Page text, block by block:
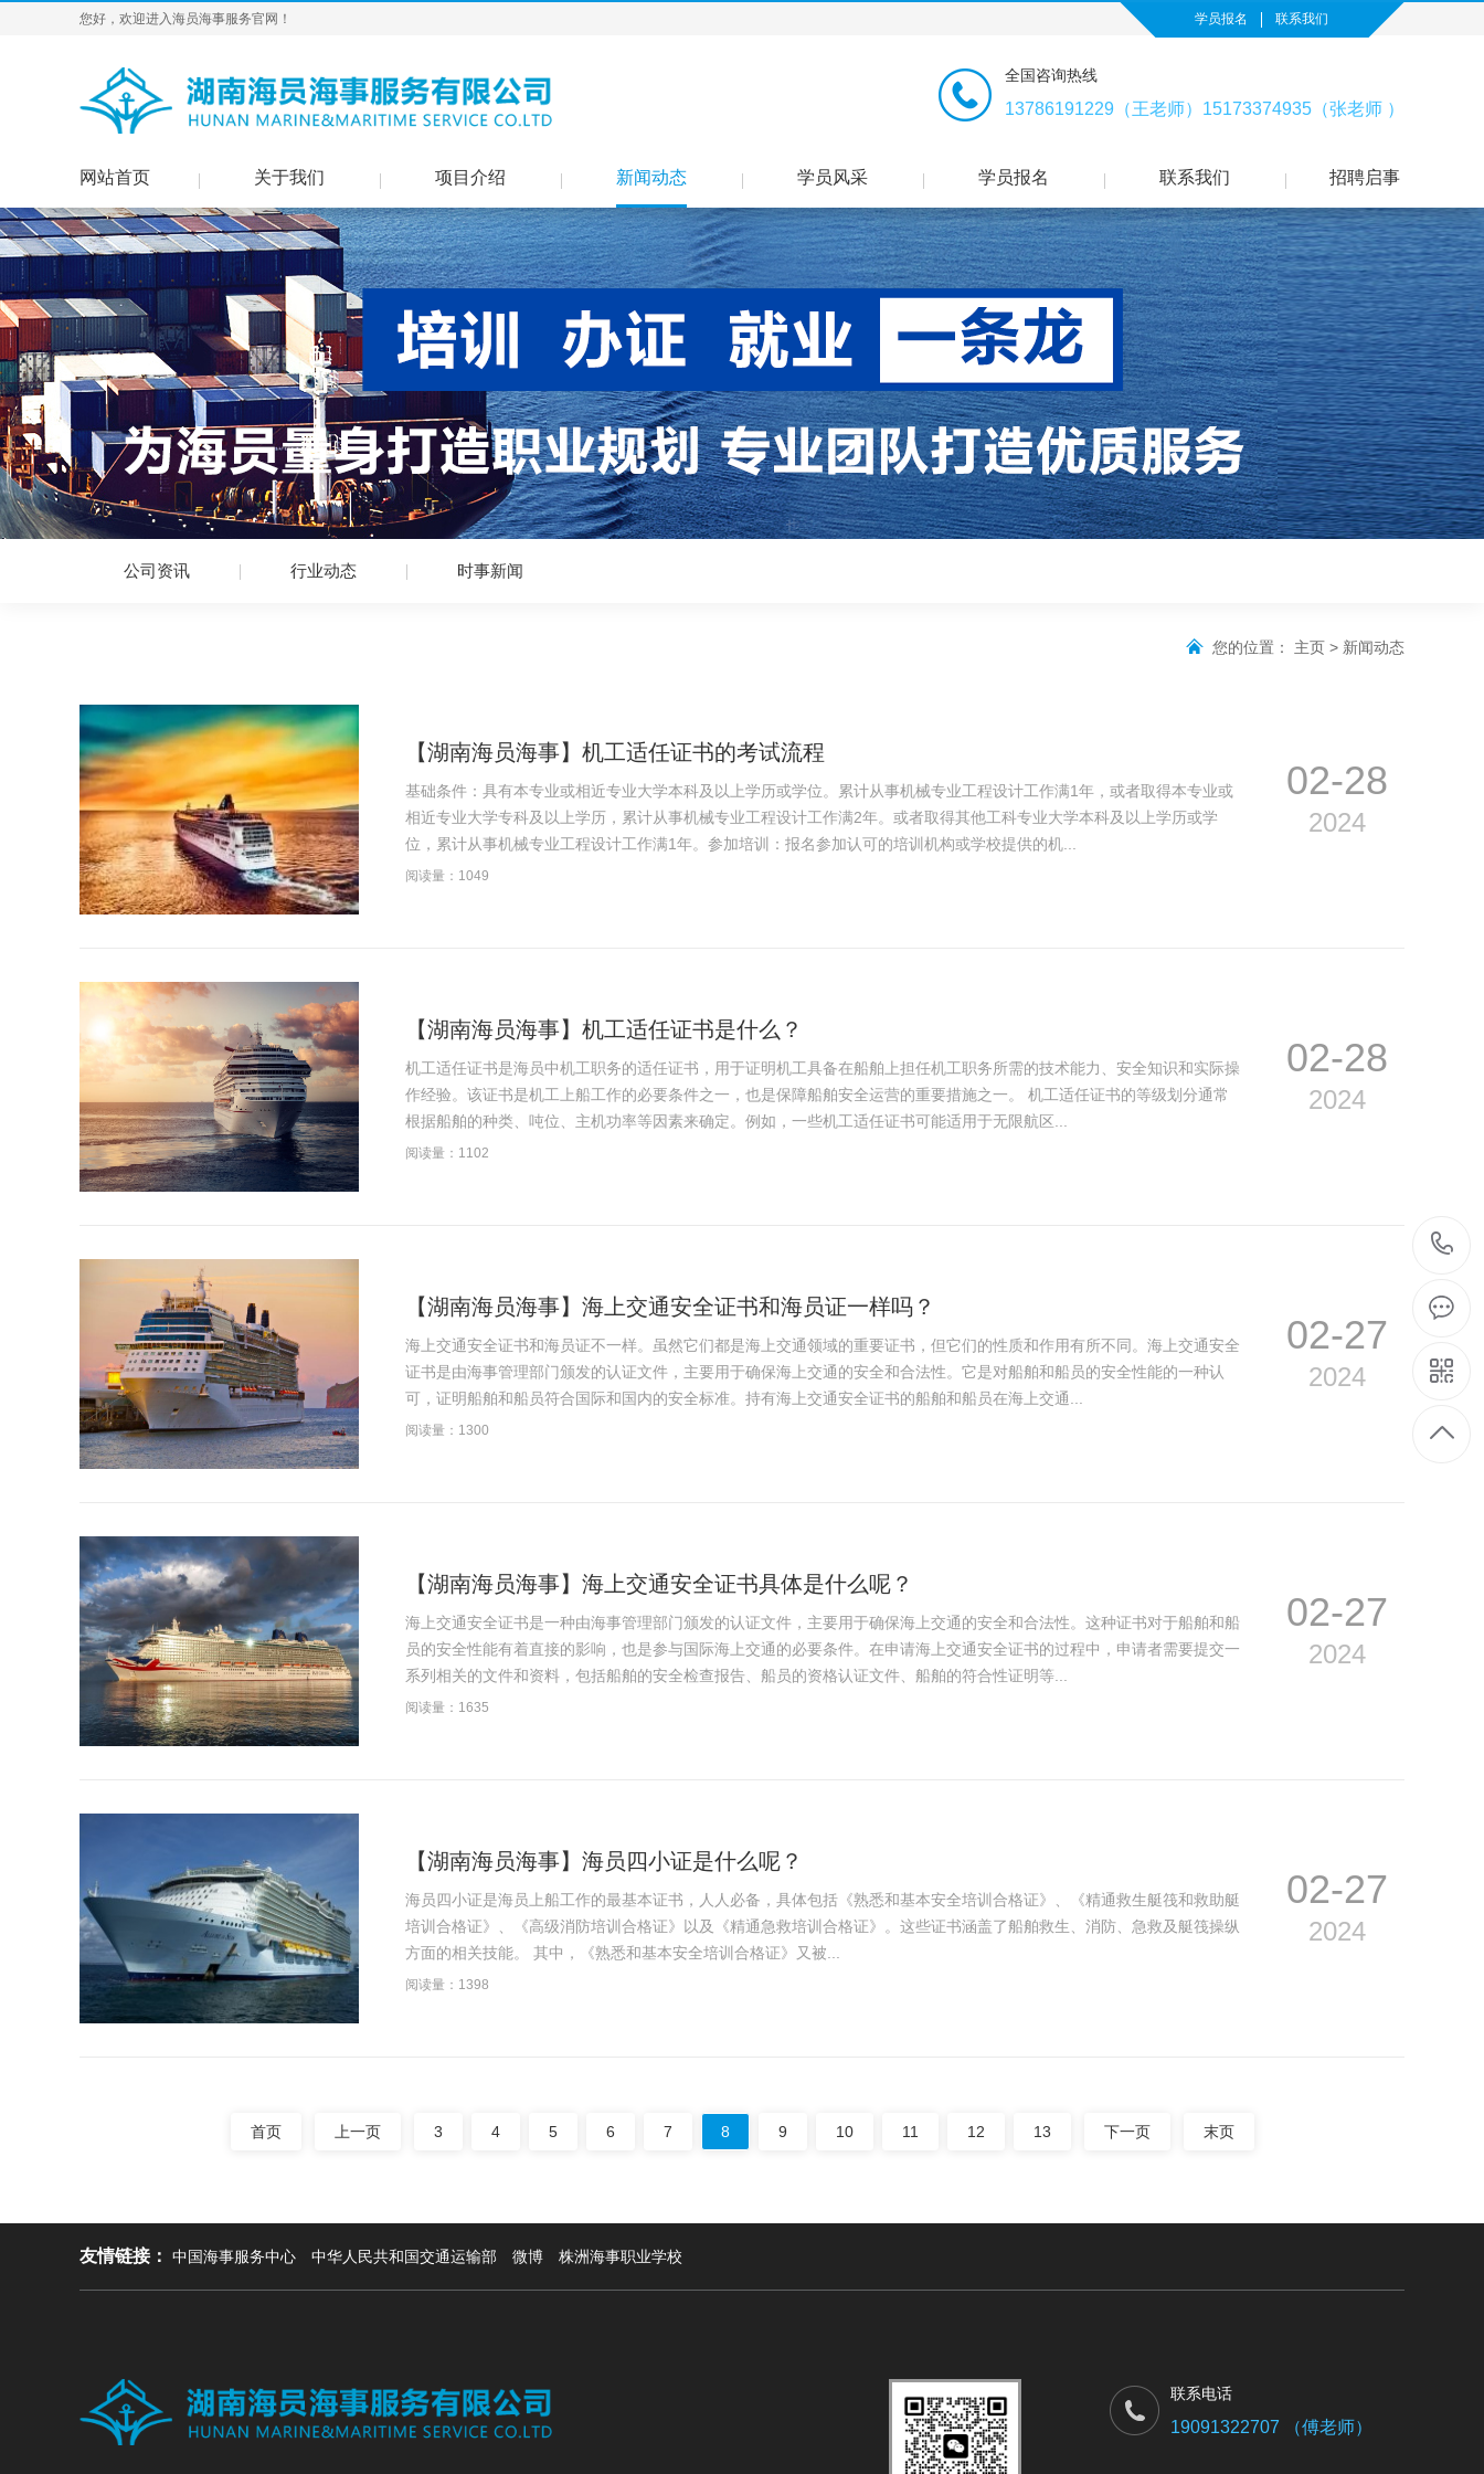
您好，欢迎进入海员海事服务官网！ 学员报名 联系我们
全国咨询热线
13786191229（王老师）15173374935（张老师 ）
网站首页 关于我们 项目介绍 新闻动态 学员风采 学员报名 联系我们 招聘启事
公司资讯 行业动态 时事新闻
您的位置： 主页 > 新闻动态
【湖南海员海事】机工适任证书的考试流程
基础条件：具有本专业或相近专业大学本科及以上学历或学位。累计从事机械专业工程设计工作满1年，或者取得本专业或
相近专业大学专科及以上学历，累计从事机械专业工程设计工作满2年。或者取得其他工科专业大学本科及以上学历或学
位，累计从事机械专业工程设计工作满1年。参加培训：报名参加认可的培训机构或学校提供的机...
阅读量：1049
02-28
2024
【湖南海员海事】机工适任证书是什么？
机工适任证书是海员中机工职务的适任证书，用于证明机工具备在船舶上担任机工职务所需的技术能力、安全知识和实际操
作经验。该证书是机工上船工作的必要条件之一，也是保障船舶安全运营的重要措施之一。 机工适任证书的等级划分通常
根据船舶的种类、吨位、主机功率等因素来确定。例如，一些机工适任证书可能适用于无限航区...
阅读量：1102
02-28
2024
【湖南海员海事】海上交通安全证书和海员证一样吗？
海上交通安全证书和海员证不一样。虽然它们都是海上交通领域的重要证书，但它们的性质和作用有所不同。海上交通安全
证书是由海事管理部门颁发的认证文件，主要用于确保海上交通的安全和合法性。它是对船舶和船员的安全性能的一种认
可，证明船舶和船员符合国际和国内的安全标准。持有海上交通安全证书的船舶和船员在海上交通...
阅读量：1300
02-27
2024
【湖南海员海事】海上交通安全证书具体是什么呢？
海上交通安全证书是一种由海事管理部门颁发的认证文件，主要用于确保海上交通的安全和合法性。这种证书对于船舶和船
员的安全性能有着直接的影响，也是参与国际海上交通的必要条件。在申请海上交通安全证书的过程中，申请者需要提交一
系列相关的文件和资料，包括船舶的安全检查报告、船员的资格认证文件、船舶的符合性证明等...
阅读量：1635
02-27
2024
【湖南海员海事】海员四小证是什么呢？
海员四小证是海员上船工作的最基本证书，人人必备，具体包括《熟悉和基本安全培训合格证》、《精通救生艇筏和救助艇
培训合格证》、《高级消防培训合格证》以及《精通急救培训合格证》。这些证书涵盖了船舶救生、消防、急救及艇筏操纵
方面的相关技能。 其中，《熟悉和基本安全培训合格证》又被...
阅读量：1398
02-27
2024
首页 上一页 3 4 5 6 7 8 9 10 11 12 13 下一页 末页
友情链接： 中国海事服务中心 中华人民共和国交通运输部 微博 株洲海事职业学校
联系电话
19091322707 （傅老师）